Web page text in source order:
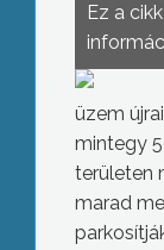
Ez a
üzem
mintegy
területen
marad